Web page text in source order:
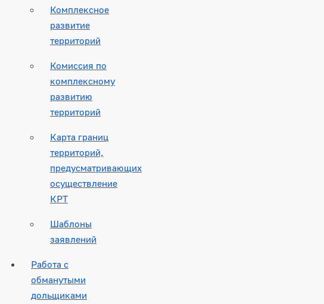
Комплексное
развитие
территорий
Комиссия по
комплексному
развитию
территорий
Карта границ
территорий,
предусматривающих
осуществление
КРТ
Шаблоны
заявлений
Работа с
обманутыми
дольщиками